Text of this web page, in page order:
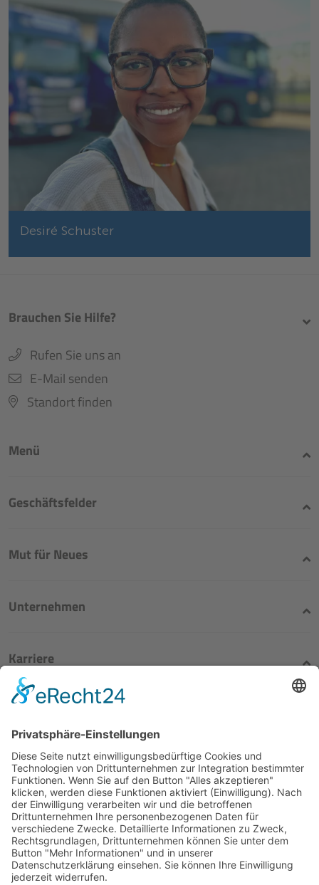
Desiré Schuster
Brauchen Sie Hilfe?
Rufen Sie uns an
E-Mail senden
Standort finden
Menü
Geschäftsfelder
Mut für Neues
Unternehmen
Karriere
Rechtliches
Blasius Schuster
Die Unternehmensgruppe
für mineralische Rohstoffe